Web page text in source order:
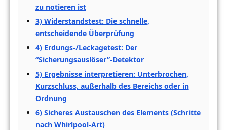
zu notieren ist
3) Widerstandstest: Die schnelle,
entscheidende Überprüfung
4) Erdungs-/Leckagetest: Der
“Sicherungsauslöser”-Detektor
5) Ergebnisse interpretieren: Unterbrochen,
Kurzschluss, außerhalb des Bereichs oder in
Ordnung
6) Sicheres Austauschen des Elements (Schritte
nach Whirlpool-Art)